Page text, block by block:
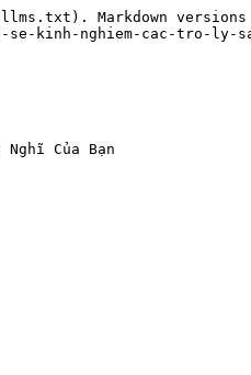
Markdown versions
kinh-nghiem-cac-tro-ly-